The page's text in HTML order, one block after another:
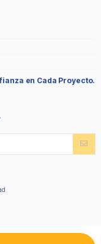
en Cada Proyecto.